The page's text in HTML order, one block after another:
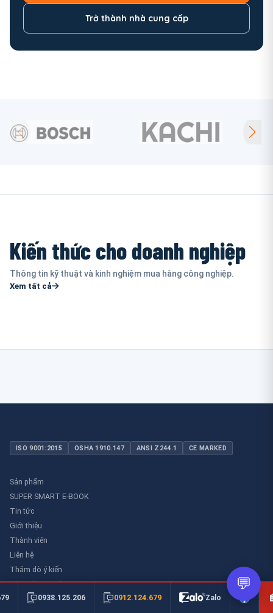
Trở thành nhà cung cấp
Kiến thức cho doanh nghiệp
Thông tin kỹ thuật và kinh nghiệm mua hàng công nghiệp.
Xem tất cả
ISO 9001:2015 OSHA 1910.147 ANSI Z244.1 CE MARKED
Sản phẩm
SUPER SMART E-BOOK
Tin tức
Giới thiệu
Thành viên
Liên hệ
Thăm dò ý kiến
Thư viên an toàn
0938.125.206 0912.124.679 Zalo
💬